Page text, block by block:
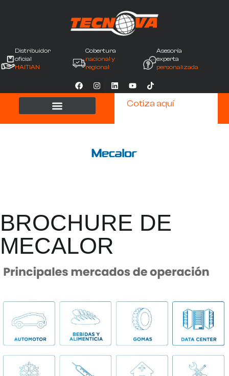
Distribuidor
oficial
HAITIAN
Cobertura
nacional y
regional
Asesoría
experta
personalizada
Cotiza aquí
BROCHURE DE
MECALOR